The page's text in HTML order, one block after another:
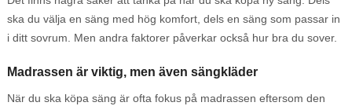
ska du välja en säng med hög komfort, dels en säng som passar in
i ditt sovrum. Men andra faktorer påverkar också hur bra du sover.
Madrassen är viktig, men även sängkläder
När du ska köpa säng är ofta fokus på madrassen eftersom den